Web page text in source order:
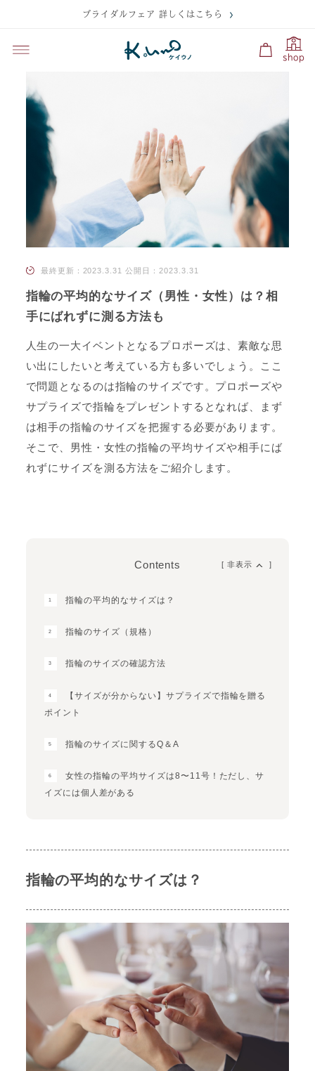
ブライダルフェア 詳しくはこちら
shop
最終更新：2023.3.31 公開日：2023.3.31
指輪の平均的なサイズ（男性・女性）は？相
手にばれずに測る方法も
人生の一大イベントとなるプロポーズは、素敵な思
い出にしたいと考えている方も多いでしょう。ここ
で問題となるのは指輪のサイズです。プロポーズや
サプライズで指輪をプレゼントするとなれば、まず
は相手の指輪のサイズを把握する必要があります。
そこで、男性・女性の指輪の平均サイズや相手にば
れずにサイズを測る方法をご紹介します。
Contents
指輪の平均的なサイズは？
指輪のサイズ（規格）
指輪のサイズの確認方法
【サイズが分からない】サプライズで指輪を贈る
ポイント
指輪のサイズに関するQ＆A
女性の指輪の平均サイズは8〜11号！ただし、サ
イズには個人差がある
[ 非表示 ]
指輪の平均的なサイズは？